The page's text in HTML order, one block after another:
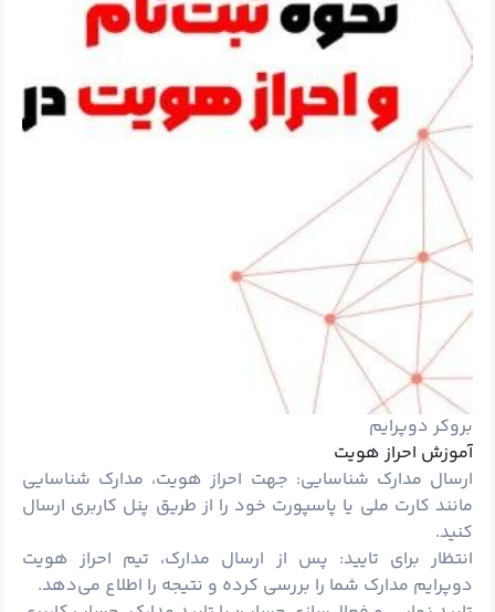
بروکر دوپرایم
آموزش احراز هویت
ارسال مدارک شناسایی: جهت احراز هویت، مدارک شناسایی
مانند کارت ملی یا پاسپورت خود را از طریق پنل کاربری ارسال
کنید.
انتظار برای تایید: پس از ارسال مدارک، تیم احراز هویت
دوپرایم مدارک شما را بررسی کرده و نتیجه را اطلاع می‌دهد.